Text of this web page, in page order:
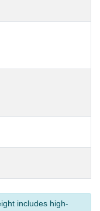
includes high-